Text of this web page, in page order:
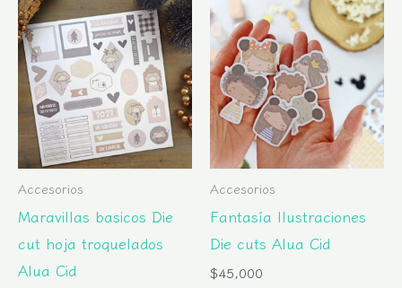
Accesorios
Maravillas basicos Die
cut hoja troquelados
Alua Cid
Accesorios
Fantasía Ilustraciones
Die cuts Alua Cid
$45,000